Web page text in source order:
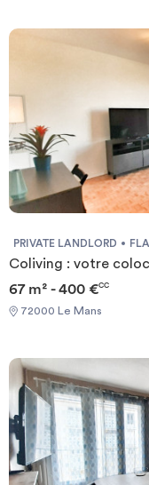
PRIVATE LANDLORD
Coliving : votre
67 m² - 400 €CC
72000 Le Mans